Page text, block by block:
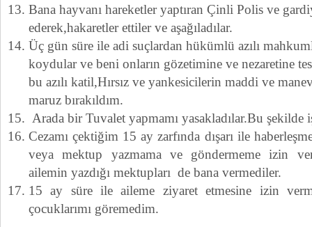
Bana hayvanı hareketler yaptıran Çinli Polis ve
ederek,hakaretler ettiler ve aşağıladılar.
Üç gün süre ile adi suçlardan hükümlü azılı
koydular ve beni onların gözetimine ve nezaretine
bu azılı katil,Hırsız ve yankesicilerin maddi ve
maruz bırakıldım.
Arada bir Tuvalet yapmamı yasakladılar.Bu şekilde
Cezamı çektiğim 15 ay zarfında dışarı ile
veya mektup yazmama ve göndermeme izin
ailemin yazdığı mektupları de bana vermediler.
15 ay süre ile aileme ziyaret etmesine izin
çocuklarımı göremedim.